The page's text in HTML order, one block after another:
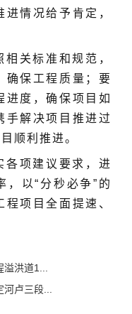
情况给予肯定，
关标准和规范，
确保工程质量；要
进度，确保项目如
手解决项目推进过
顺利推进。
各项建议要求，进
，以“分秒必争”的
项目全面提速、
洪道1...
卢三段...